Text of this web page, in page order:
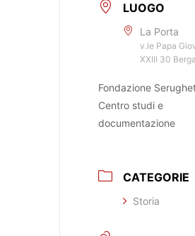
LUOGO
La Porta
v.le Papa
XXIII 30
Fondazione
Centro studi e
documentazione
CATEGORIE
Storia